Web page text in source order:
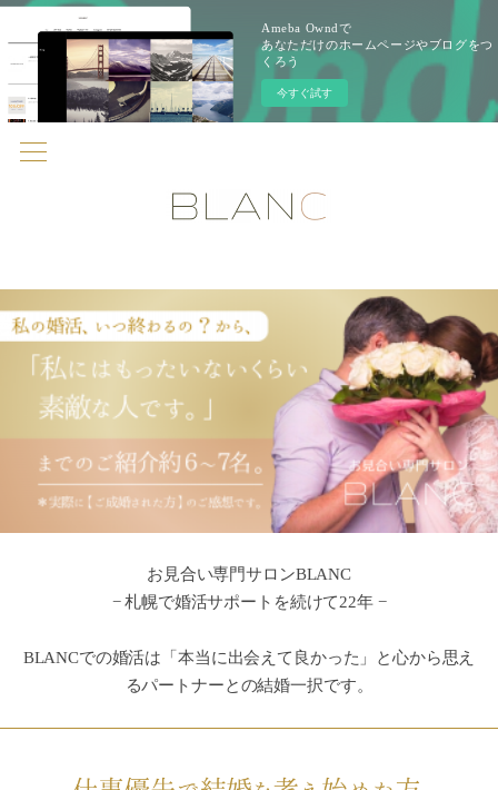
Ameba Owndで
あなただけのホームページやブログをつ
くろう
今すぐ試す
お見合い専門サロンBLANC
− 札幌で婚活サポートを続けて22年 −
BLANCでの婚活は「本当に出会えて良かった」と心から思え
るパートナーとの結婚一択です。